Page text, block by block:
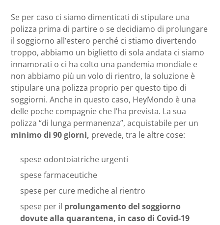
Se per caso ci siamo dimenticati di stipulare una
polizza prima di partire o se decidiamo di prolungare
il soggiorno all’estero perché ci stiamo divertendo
troppo, abbiamo un biglietto di sola andata ci siamo
innamorati o ci ha colto una pandemia mondiale e
non abbiamo più un volo di rientro, la soluzione è
stipulare una polizza proprio per questo tipo di
soggiorni. Anche in questo caso, HeyMondo è una
delle poche compagnie che l’ha prevista. La sua
polizza “di lunga permanenza”, acquistabile per un
minimo di 90 giorni, prevede, tra le altre cose:
spese odontoiatriche urgenti
spese farmaceutiche
spese per cure mediche al rientro
spese per il prolungamento del soggiorno
dovute alla quarantena, in caso di Covid-19